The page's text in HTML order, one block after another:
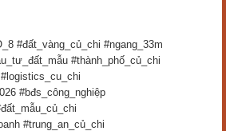
#đất_vàng_củ_chi #ngang_33m
#thành_phố_củ_chi
#bđs_công_nghiệp
#trung_an_củ_chi